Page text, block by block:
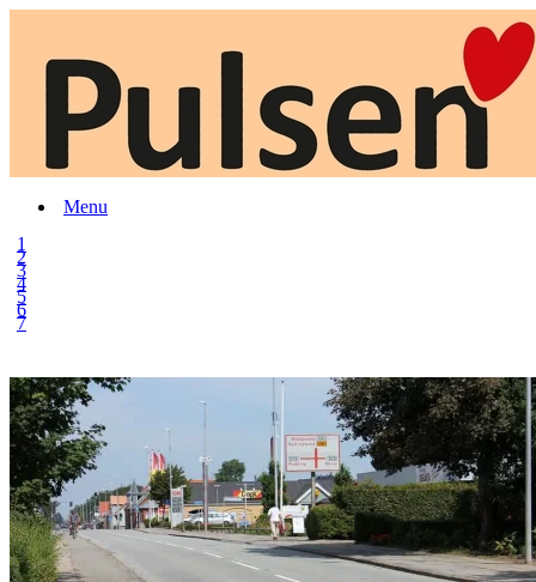
Menu
1
2
3
4
5
6
7